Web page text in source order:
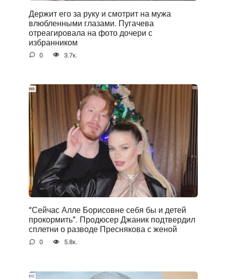
Держит его за руку и смотрит на мужа
влюбленными глазами. Пугачева
отреагировала на фото дочери с
избранником
0 3.7к.
“Сейчас Алле Борисовне себя бы и детей
прокормить”. Продюсер Джаник подтвердил
сплетни о разводе Преснякова с женой
0 5.8к.